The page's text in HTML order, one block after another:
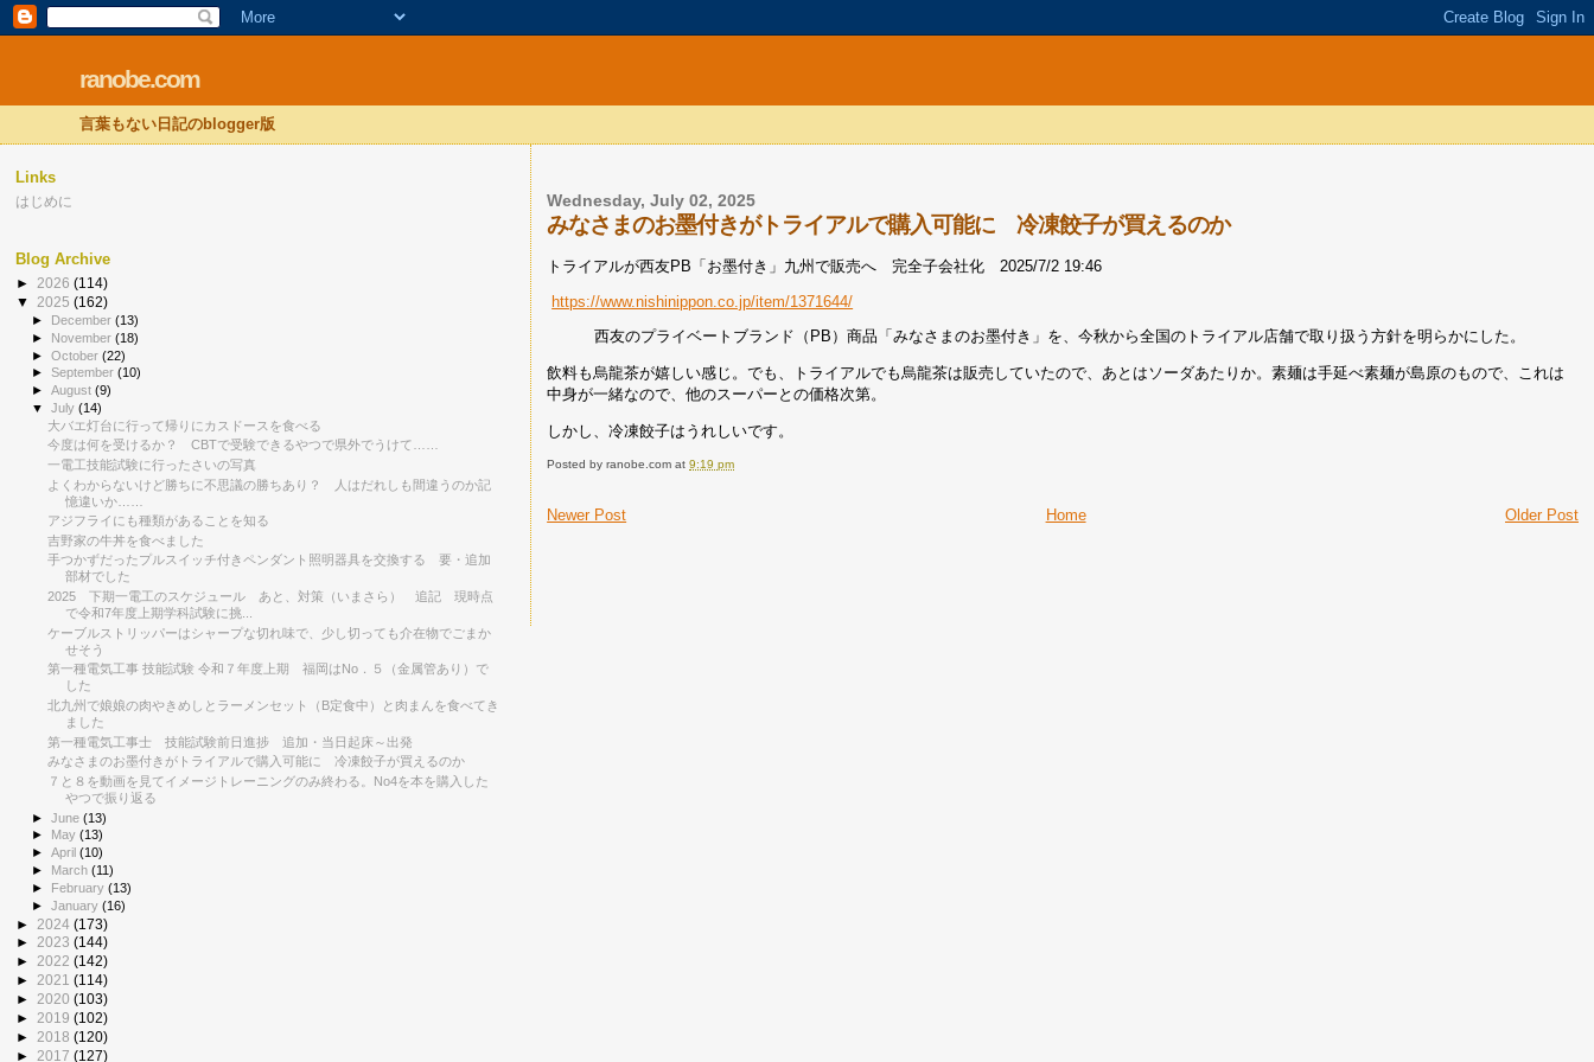
ranobe.com
言葉もない日記のblogger版
Wednesday, July 02, 2025
みなさまのお墨付きがトライアルで購入可能に 冷凍餃子が買えるのか
トライアルが西友PB「お墨付き」九州で販売へ 完全子会社化 2025/7/2 19:46
https://www.nishinippon.co.jp/item/1371644/
西友のプライベートブランド（PB）商品「みなさまのお墨付き」を、今秋から全国のトライアル店舗で取り扱う方針を明らかにした。
飲料も烏龍茶が嬉しい感じ。でも、トライアルでも烏龍茶は販売していたので、あとはソーダあたりか。素麺は手延べ素麺が島原のもので、これは
中身が一緒なので、他のスーパーとの価格次第。
しかし、冷凍餃子はうれしいです。
Posted byranobe.com at9:19 pm
Newer Post Older Post
Home
Links
はじめに
Blog Archive
► 2026 (114)
▼ 2025 (162)
► December(13)
► November(18)
►October(22)
►September(10)
►August(9)
▼July(14)
大バエ灯台に行って帰りにカスドースを食べる
今度は何を受けるか？ CBTで受験できるやつで県外でうけて……
一電工技能試験に行ったさいの写真
よくわからないけど勝ちに不思議の勝ちあり？ 人はだれしも間違うのか記
憶違いか……
アジフライにも種類があることを知る
吉野家の牛丼を食べました
手つかずだったプルスイッチ付きペンダント照明器具を交換する 要・追加
部材でした
2025 下期一電工のスケジュール あと、対策（いまさら） 追記 現時点
で令和7年度上期学科試験に挑...
ケーブルストリッパーはシャープな切れ味で、少し切っても介在物でごまか
せそう
第一種電気工事 技能試験 令和７年度上期 福岡はNo．５（金属管あり）で
した
北九州で娘娘の肉やきめしとラーメンセット（B定食中）と肉まんを食べてき
ました
第一種電気工事士 技能試験前日進捗 追加・当日起床～出発
みなさまのお墨付きがトライアルで購入可能に 冷凍餃子が買えるのか
７と８を動画を見てイメージトレーニングのみ終わる。No4を本を購入した
やつで振り返る
►June(13)
►
May(13)
►April(10)
► March(11)
► February(13)
►January(16)
► 2024 (173)
► 2023 (144)
► 2022 (142)
► 2021 (114)
► 2020 (103)
► 2019 (102)
► 2018 (120)
► 2017 (127)